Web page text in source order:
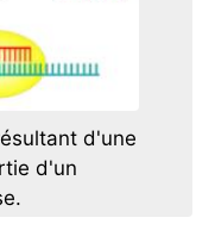
d'une
d'un